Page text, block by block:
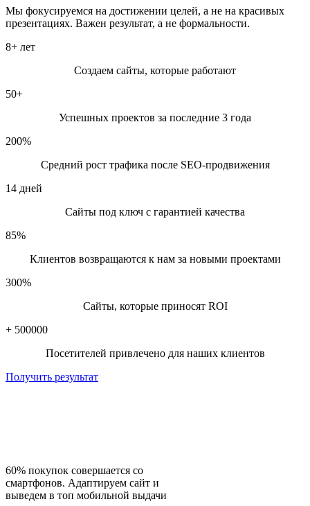
🗨️ «После 3 месяцев продвижения мы попали в
ТОП-3 по ключевым запросам. В 2 раза
дает заявки без доп. расходов. Продолжаем работу
— Алексей, монтаж окон
Количества продвигаемых запросов
Необходимости доработок или создания контента
Примерный прайс:
Цена от (BYN/мес)
SEO-аудит
Свяжитесь с нами — проведем бесплатную консультацию,
покажем ваши точки роста и разработаем стратегию под ваш
Мы фокусируемся на достижении целей, а не на красивых
презентациях. Важен результат, а не формальности.
8+ лет
Создаем сайты, которые работают
50+
Успешных проектов за последние 3 года
200%
Средний рост трафика после SEO-продвижения
14 дней
Сайты под ключ с гарантией качества
85%
Клиентов возвращаются к нам за новыми проектами
300%
Сайты, которые приносят ROI
+ 500000
Посетителей привлечено для наших клиентов
Получить результат
60% покупок совершается со
смартфонов. Адаптируем сайт и
выведем в топ мобильной выдачи